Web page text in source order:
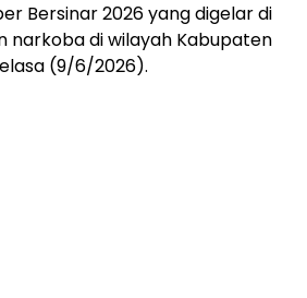
Bersinar 2026 yang digelar di
narkoba di wilayah Kabupaten
(9/6/2026).